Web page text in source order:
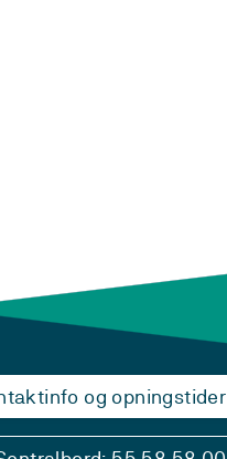
og opningstider